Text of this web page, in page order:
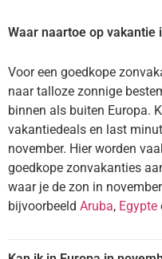
Waar naartoe op vakantie
Voor een goedkope
naar talloze zonnige
binnen als buiten Europa.
vakantiedeals en last
november. Hier worden
goedkope zonvakanties
waar je de zon in
bijvoorbeeld Aruba, Egypte